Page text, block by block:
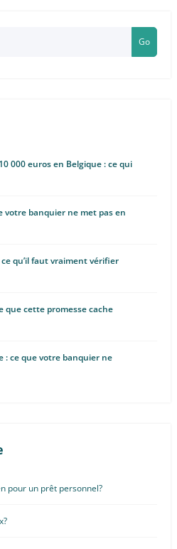
Go
000 euros en Belgique : ce qui
votre banquier ne met pas en
qu’il faut vraiment vérifier
que cette promesse cache
: ce que votre banquier ne
pour un prêt personnel?